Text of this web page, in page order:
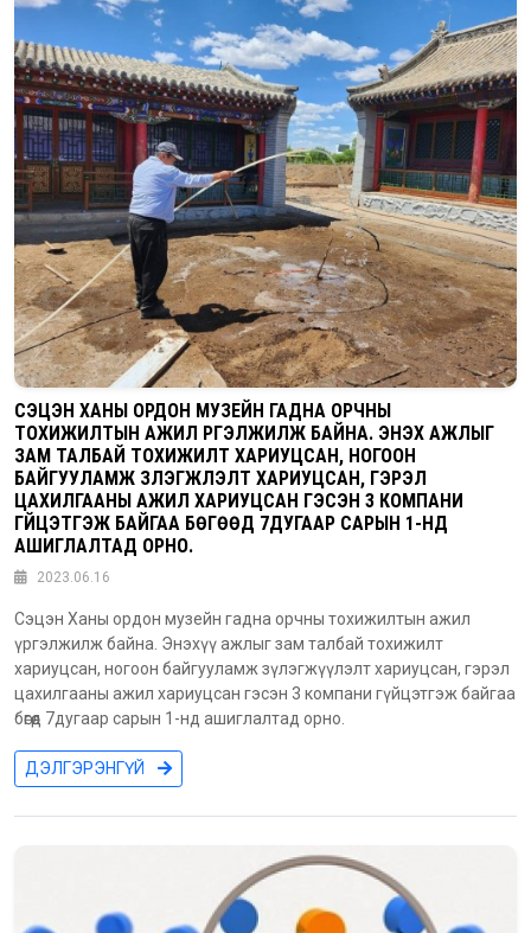
СЭЦЭН ХАНЫ ОРДОН МУЗЕЙН ГАДНА ОРЧНЫ
ТОХИЖИЛТЫН АЖИЛ ҮРГЭЛЖИЛЖ БАЙНА. ЭНЭХҮҮ АЖЛЫГ
ЗАМ ТАЛБАЙ ТОХИЖИЛТ ХАРИУЦСАН, НОГООН
БАЙГУУЛАМЖ ЗҮЛЭГЖҮҮЛЭЛТ ХАРИУЦСАН, ГЭРЭЛ
ЦАХИЛГААНЫ АЖИЛ ХАРИУЦСАН ГЭСЭН 3 КОМПАНИ
ГҮЙЦЭТГЭЖ БАЙГАА БӨГӨӨД 7ДУГААР САРЫН 1-НД
АШИГЛАЛТАД ОРНО.
2023.06.16
Сэцэн Ханы ордон музейн гадна орчны тохижилтын ажил
үргэлжилж байна. Энэхүү ажлыг зам талбай тохижилт
хариуцсан, ногоон байгууламж зүлэгжүүлэлт хариуцсан, гэрэл
цахилгааны ажил хариуцсан гэсэн 3 компани гүйцэтгэж байгаа
бөгөөд 7дугаар сарын 1-нд ашиглалтад орно.
ДЭЛГЭРЭНГҮЙ